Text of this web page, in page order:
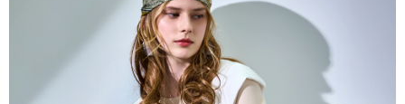
2.透過簡訊連結打開帳單後，可選擇「超商條碼／台灣大直營門市／銀行轉
帳／街口支付／iPASS MONEY」等通路繳費。
1.本服務係由「台灣大哥大股份有限公司」（以下簡稱本公司）所提供，讓
用戶於交易時，得透過本服務購買商品或服務，並由商店將買賣／分期付款
每筆NT$60，滿NT$1,000(含以上)免運費